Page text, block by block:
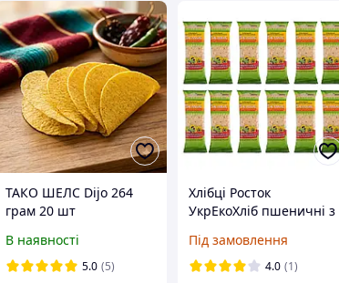
ТАКО ШЕЛС Dijo 264
грам 20 шт
В наявності
5.0 (5)
Хлібці Росток
УкрЕкоХліб пшеничні з
кунжутом із зерен
пророщених, 120 г,
Під замовлення
4.0 (1)